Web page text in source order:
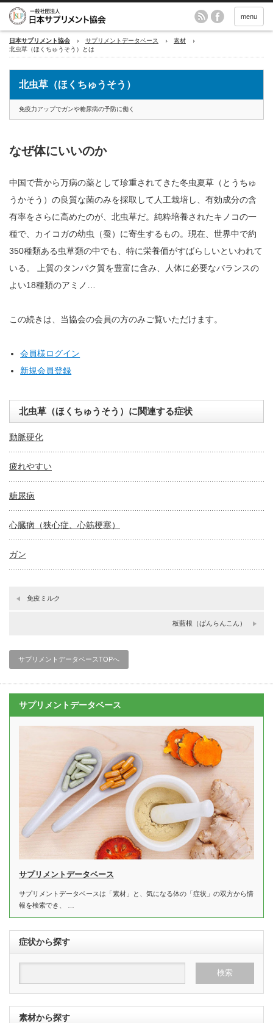
menu
日本サプリメント協会 サプリメントデータベース
素材
北虫草（ほくちゅうそう）とは
北虫草（ほくちゅうそう）
免疫力アップでガンや糖尿病の予防に働く
なぜ体にいいのか
中国で昔から万病の薬として珍重されてきた冬虫夏草（とうちゅ
うかそう）の良質な菌のみを採取して人工栽培し、有効成分の含
有率をさらに高めたのが、北虫草だ。純粋培養されたキノコの一
種で、カイコガの幼虫（蚕）に寄生するもの。現在、世界中で約
350種類ある虫草類の中でも、特に栄養価がすばらしいといわれて
いる。 上質のタンパク質を豊富に含み、人体に必要なバランスの
よい18種類のアミノ…
この続きは、当協会の会員の方のみご覧いただけます。
会員様ログイン
新規会員登録
北虫草（ほくちゅうそう）に関連する症状
動脈硬化
疲れやすい
糖尿病
心臓病（狭心症、心筋梗塞）
ガン
免疫ミルク
板藍根（ばんらんこん）
サプリメントデータベースTOPへ
サプリメントデータベース
サプリメントデータベース
サプリメントデータベースは「素材」と、気になる体の「症状」の双方から情
報を検索でき、 …
症状から探す
素材から探す